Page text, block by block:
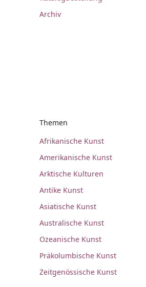
Archiv
Themen
Afrikanische Kunst
Amerikanische Kunst
Arktische Kulturen
Antike Kunst
Asiatische Kunst
Australische Kunst
Ozeanische Kunst
Präkolumbische Kunst
Zeitgenössische Kunst